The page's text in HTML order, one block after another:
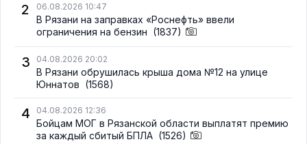
2 06.08.2026 10:47
В Рязани на заправках «Роснефть» ввели
ограничения на бензин (1837)
3 04.08.2026 20:02
В Рязани обрушилась крыша дома №12 на улице
Юннатов (1568)
4 04.08.2026 12:36
Бойцам МОГ в Рязанской области выплатят премию
за каждый сбитый БПЛА (1526)